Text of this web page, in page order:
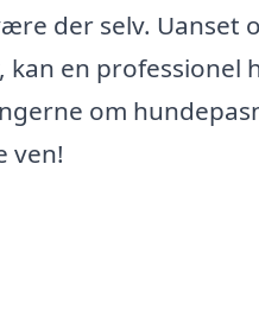
der selv. Uanset
en professionel
om
ven!